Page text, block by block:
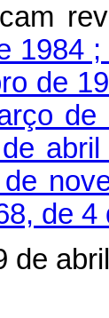
1984 ;
de
de
de 4
de